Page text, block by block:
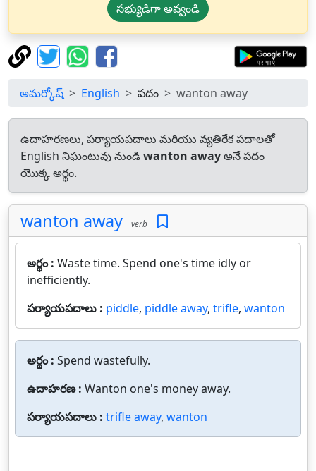
సభ్యుడిగా అవ్వండి
అమర్కోష్ English పదం wanton away
ఉదాహరణలు, పర్యాయపదాలు మరియు వ్యతిరేక పదాలతో
English నిఘంటువు నుండిwanton awayఅనే పదం
యొక్క అర్థం.
wanton away verb
అర్థం : Waste time. Spend one's time idly or
inefficiently.
పర్యాయపదాలు : piddle, piddle away, trifle, wanton
అర్థం : Spend wastefully.
ఉదాహరణ : Wanton one's money away.
పర్యాయపదాలు : trifle away, wanton